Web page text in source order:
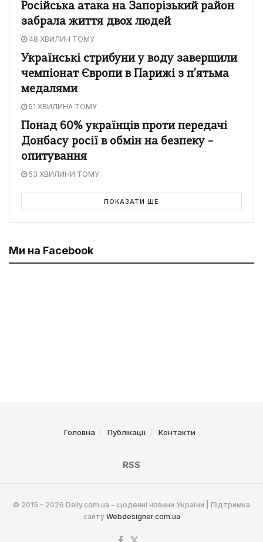
Російська атака на Запорізький район
забрала життя двох людей
48 ХВИЛИН ТОМУ
Українські стрибуни у воду завершили
чемпіонат Європи в Парижі з п’ятьма
медалями
51 ХВИЛИНА ТОМУ
Понад 60% українців проти передачі
Донбасу росії в обмін на безпеку –
опитування
53 ХВИЛИНИ ТОМУ
ПОКАЗАТИ ЩЕ
Ми на Facebook
Головна Публікації Контакти
RSS
© 2015 - 2026 Daily.com.ua - щоденні новини України | Підтримка
сайту Webdesigner.com.ua